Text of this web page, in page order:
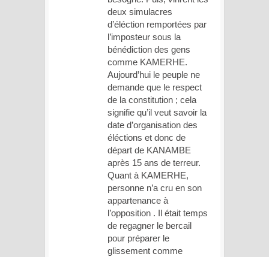
deux simulacres
d’éléction remportées par
l’imposteur sous la
bénédiction des gens
comme KAMERHE.
Aujourd’hui le peuple ne
demande que le respect
de la constitution ; cela
signifie qu’il veut savoir la
date d’organisation des
éléctions et donc de
départ de KANAMBE
après 15 ans de terreur.
Quant à KAMERHE,
personne n’a cru en son
appartenance à
l’opposition . Il était temps
de regagner le bercail
pour préparer le
glissement comme